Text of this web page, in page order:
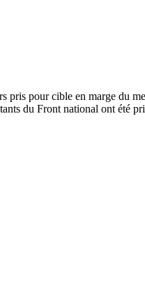
du Front national ont été